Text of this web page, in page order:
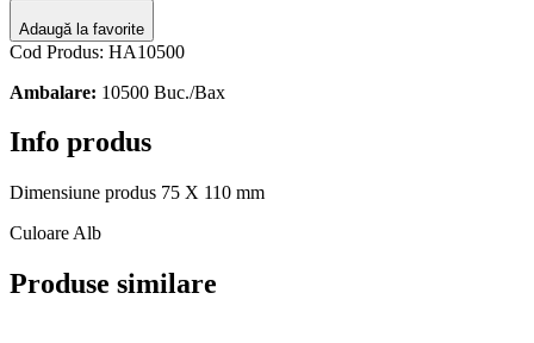
Adaugă la favorite
Cod Produs: HA10500
Ambalare: 10500 Buc./Bax
Info produs
Dimensiune produs 75 X 110 mm
Culoare Alb
Produse similare